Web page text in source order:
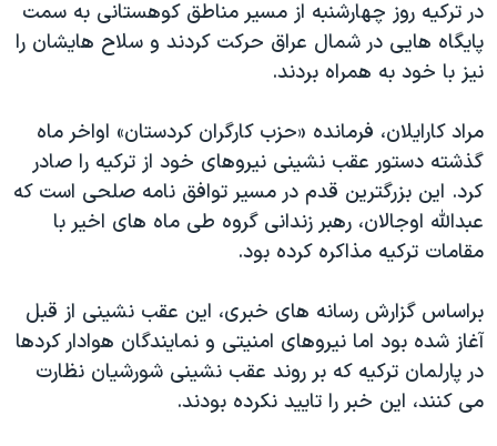
در ترکیه روز چهارشنبه از مسیر مناطق کوهستانی به سمت
پایگاه هایی در شمال عراق حرکت کردند و سلاح هایشان را
نیز با خود به همراه بردند.
مراد کارایلان، فرمانده «حزب کارگران کردستان» اواخر ماه
گذشته دستور عقب نشینی نیروهای خود از ترکیه را صادر
کرد. این بزرگترین قدم در مسیر توافق نامه صلحی است که
عبدالله اوجالان، رهبر زندانی گروه طی ماه های اخیر با
مقامات ترکیه مذاکره کرده بود.
براساس گزارش رسانه های خبری، این عقب نشینی از قبل
آغاز شده بود اما نیروهای امنیتی و نمایندگان هوادار کردها
در پارلمان ترکیه که بر روند عقب نشینی شورشیان نظارت
می کنند، این خبر را تایید نکرده بودند.